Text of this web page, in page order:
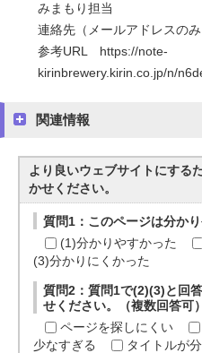
みまもり担当
連絡先（メールアドレスの
参考URL https://note-
kirinbrewery.kirin.co.jp/n/
関連情報
より良いウェブサイトにする
かせください。
質問1：このページは分か
(1)分かりやすかった
(3)分かりにくかった
質問2：質問1で(2)(3)と回
せください。（複数回答可）
ページを探しにくい
少なすぎる
タイトルが